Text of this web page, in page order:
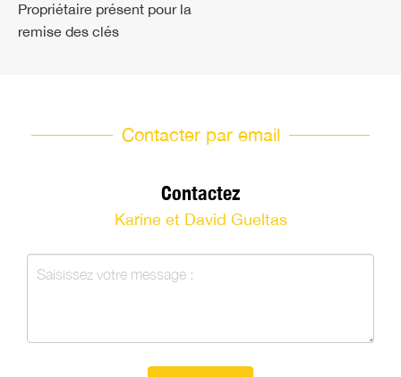
Propriétaire présent pour la
remise des clés
Contacter par email
Contactez
Karine et David Gueltas